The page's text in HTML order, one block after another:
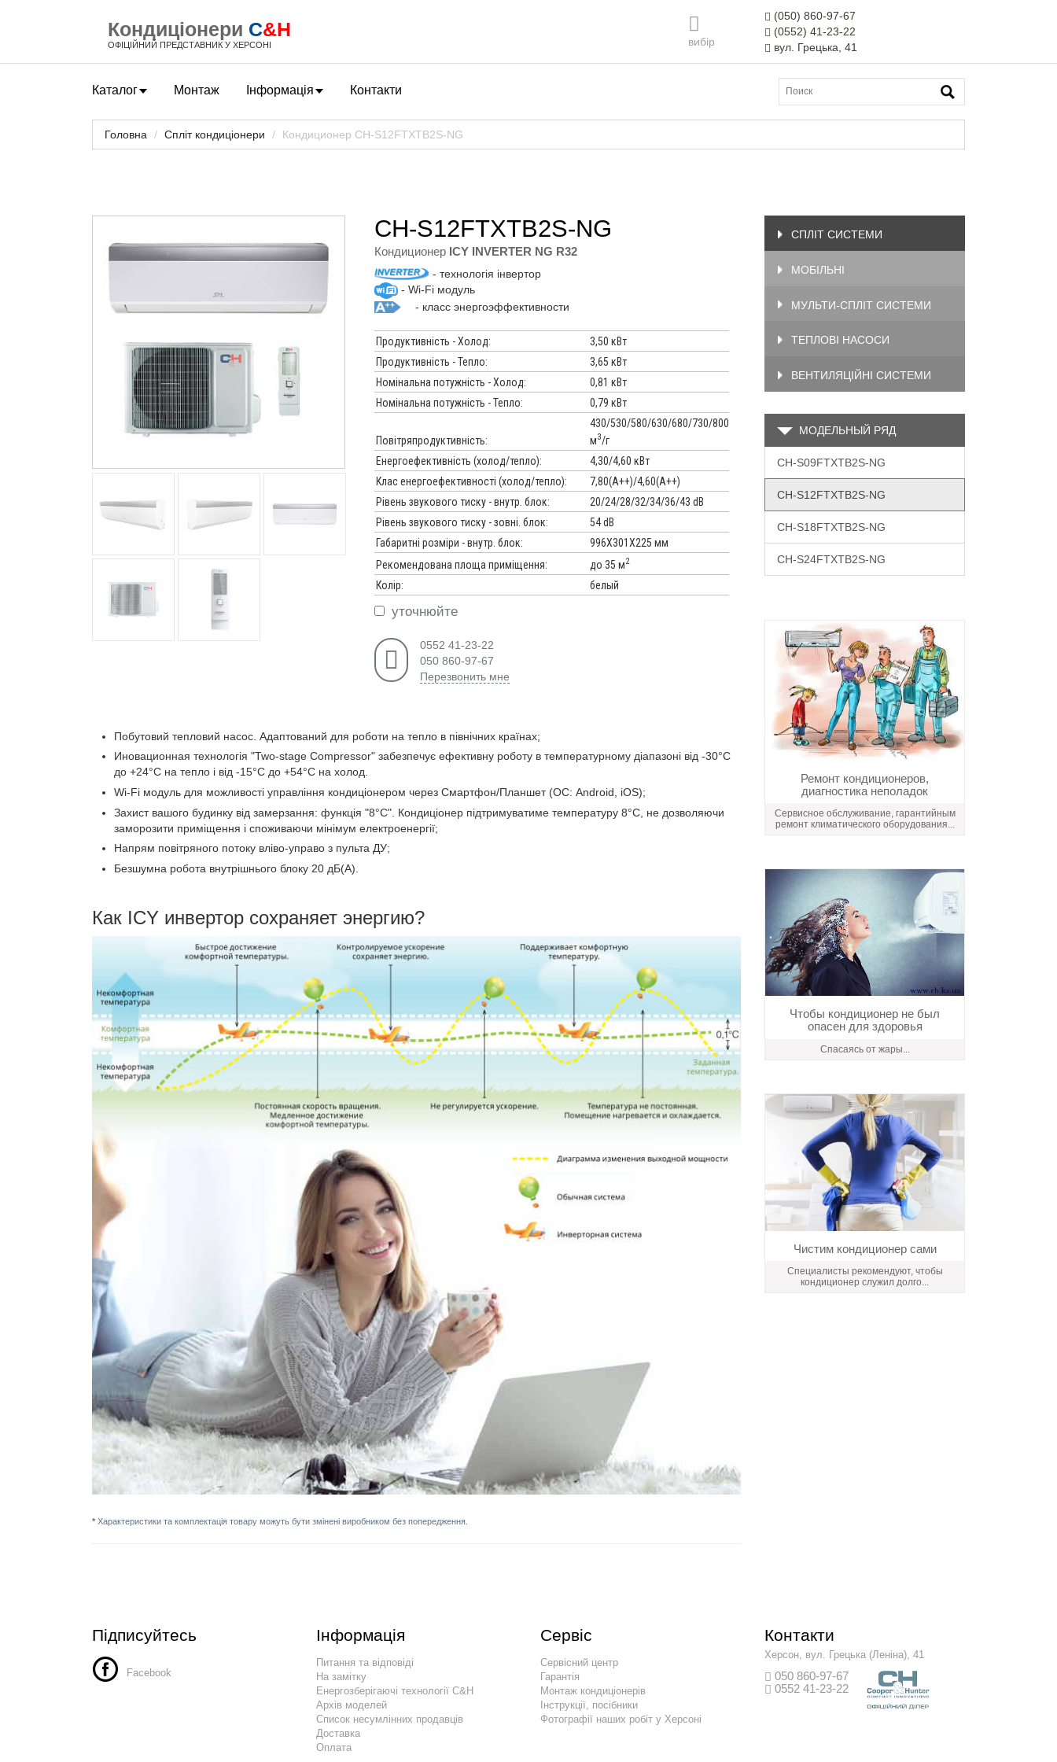
Кондиціонери C&H
ОФІЦІЙНИЙ ПРЕДСТАВНИК У ХЕРСОНІ вибір
(050) 860-97-67
(0552) 41-23-22
вул. Грецька, 41
Каталог Монтаж Інформація Контакти
Головна Спліт кондиціонери Кондиционер CH-S12FTXTB2S-NG
CH-S12FTXTB2S-NG
Кондиционер ICY INVERTER NG R32
- технологія інвертор
- Wi-Fi модуль
- класс энергоэффективности
Продуктивність - Холод:
3,50 кВт
Продуктивність - Тепло:
3,65 кВт
Номінальна потужність - Холод:
0,81 кВт
Номінальна потужність - Тепло:
0,79 кВт
Повітряпродуктивність:
430/530/580/630/680/730/800
м3/г
Енергоефективність (холод/тепло):
4,30/4,60 кВт
Клас енергоефективності (холод/тепло):
7,80(А++)/4,60(A++)
Рівень звукового тиску - внутр. блок:
20/24/28/32/34/36/43 dB
Рівень звукового тиску - зовні. блок:
54 dB
Габаритні розміри - внутр. блок:
996Х301Х225 мм
Рекомендована площа приміщення:
до 35 м2
Колір: белый
уточнюйте
0552 41-23-22
050 860-97-67
Перезвонить мне
Побутовий тепловий насос. Адаптований для роботи на тепло в північних країнах;
Иновационная технологія "Two-stage Compressor" забезпечує ефективну роботу в температурному діапазоні від -30°C
до +24°C на тепло і від -15°C до +54°C на холод.
Wi-Fi модуль для можливості управління кондиціонером через Смартфон/Планшет (ОС: Android, iOS);
Захист вашого будинку від замерзання: функція "8°C". Кондиціонер підтримуватиме температуру 8°C, не дозволяючи
заморозити приміщення і споживаючи мінімум електроенергії;
Напрям повітряного потоку вліво-управо з пульта ДУ;
Безшумна робота внутрішнього блоку 20 дБ(А).
Как ICY инвертор сохраняет энергию?
* Характеристики та комплектація товару можуть бути змінені виробником без попередження.
СПЛІТ СИСТЕМИ
МОБІЛЬНІ
МУЛЬТИ-СПЛІТ СИСТЕМИ
ТЕПЛОВІ НАСОСИ
ВЕНТИЛЯЦІЙНІ СИСТЕМИ
МОДЕЛЬНЫЙ РЯД
CH-S09FTXTB2S-NG
CH-S12FTXTB2S-NG
CH-S18FTXTB2S-NG
CH-S24FTXTB2S-NG
Ремонт кондиционеров,
диагностика неполадок
Сервисное обслуживание, гарантийным
ремонт климатического оборудования...
Чтобы кондиционер не был
опасен для здоровья
Спасаясь от жары...
Чистим кондиционер сами
Специалисты рекомендуют, чтобы
кондиционер служил долго...
Підписуйтесь
Facebook
Інформація
Питання та відповіді
На замітку
Енергозберігаючі технології C&H
Архів моделей
Список несумлінних продавців
Доставка
Оплата
Сервіс
Сервісний центр
Гарантія
Монтаж кондиціонерів
Інструкції, посібники
Фотографії наших робіт у Херсоні
Контакти
Херсон, вул. Грецька (Леніна), 41
050 860-97-67
0552 41-23-22